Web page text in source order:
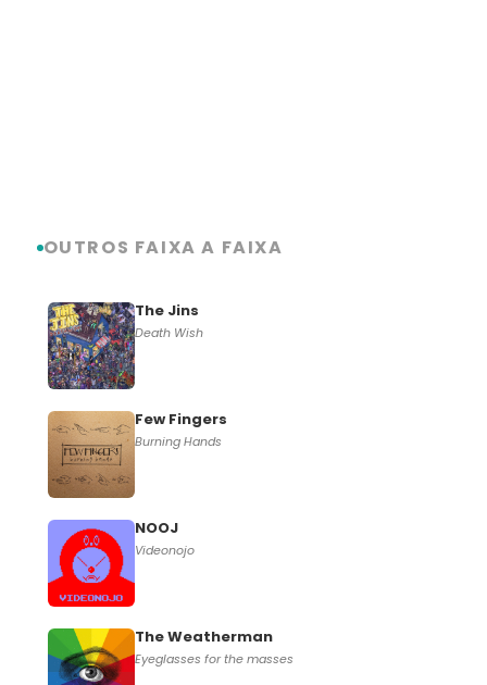
OUTROS FAIXA A FAIXA
The Jins
Death Wish
Few Fingers
Burning Hands
NOOJ
Videonojo
The Weatherman
Eyeglasses for the masses